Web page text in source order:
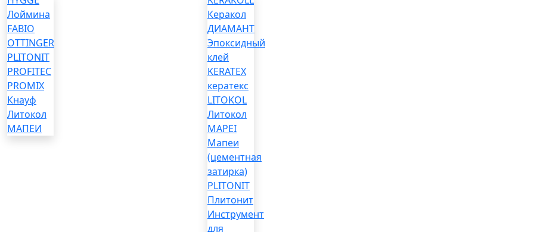
Лоймина
FABIO
OTTINGER
PLITONIT
PROFITEC
PROMIX
Кнауф
Литокол
МАПЕИ
Керакол
ДИАМАНТ
Эпоксидный
клей
KERATEX
кератекс
LITOKOL
Литокол
MAPEI
Мапеи
(цементная
затирка)
PLITONIT
Плитонит
Инструмент
для